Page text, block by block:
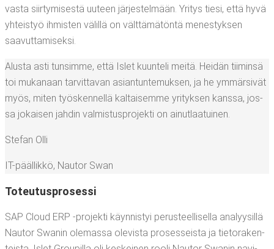
vas­ta siir­ty­mi­ses­tä uuteen jär­jes­tel­mään. Yri­tys tie­si, että hyvä
yhteis­työ ihmis­ten välil­lä on vält­tä­mä­tön­tä menes­tyk­sen
saavuttamiseksi.
Alus­ta asti tun­sim­me, että Islet kuun­te­li mei­tä. Hei­dän tii­min­sä
toi muka­naan tar­vit­ta­van asian­tun­te­muk­sen, ja he ymmär­si­vät
myös, miten työs­ken­nel­lä kal­tai­sem­me yri­tyk­sen kans­sa, jos­
sa jokai­sen jah­din val­mis­tus­pro­jek­ti on ainutlaatuinen.
Ste­fan Olli
IT-pääl­lik­kö, Nau­tor Swan
Toteu­tus­pro­ses­si
SAP Cloud ERP ‑pro­jek­ti käyn­nis­tyi perus­teel­li­sel­la ana­lyy­sil­lä
Nau­tor Swa­nin ole­mas­sa ole­vis­ta pro­ses­seis­ta ja tie­to­ra­ken­